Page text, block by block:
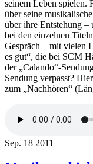
seinem Leben spielen.
über seine
über ihre Entstehung –
bei den einzelnen
Gespräch – mit vielen
es gut“, die bei SCM
der „Calando“-
Sendung verpasst?
zum „Nachhören“
Sep. 18 2011